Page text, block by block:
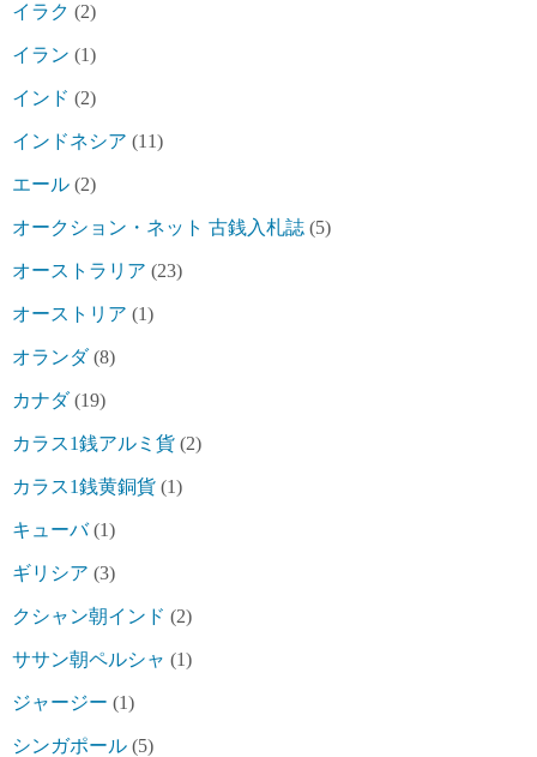
イラク (2)
イラン (1)
インド (2)
インドネシア (11)
エール (2)
オークション・ネット 古銭入札誌 (5)
オーストラリア (23)
オーストリア (1)
オランダ(8)
カナダ(19)
カラス1銭アルミ貨 (2)
カラス1銭黄銅貨 (1)
キューバ(1)
ギリシア (3)
クシャン朝インド (2)
ササン朝ペルシャ (1)
ジャージー (1)
シンガポール (5)